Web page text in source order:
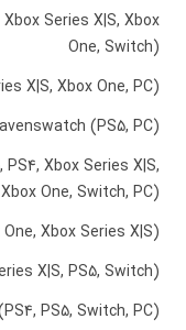
Series X|S, Xbox
One, Switch)
X|S, Xbox One, PC)
(PS5, PC)
Xbox Series X|S,
Xbox One, Switch, PC)
Xbox Series X|S)
X|S, PS5, Switch)
PS5, Switch, PC)